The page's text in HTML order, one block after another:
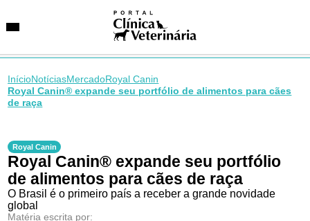
Especialidades
InícioNotíciasMercadoRoyal Canin
Royal Canin® expande seu portfólio de alimentos para cães
de raça
Royal Canin
Royal Canin® expande seu portfólio
de alimentos para cães de raça
O Brasil é o primeiro país a receber a grande novidade
global
Matéria escrita por: